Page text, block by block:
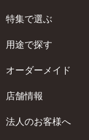
特集で選ぶ
用途で探す
オーダーメイド
店舗情報
法人のお客様へ